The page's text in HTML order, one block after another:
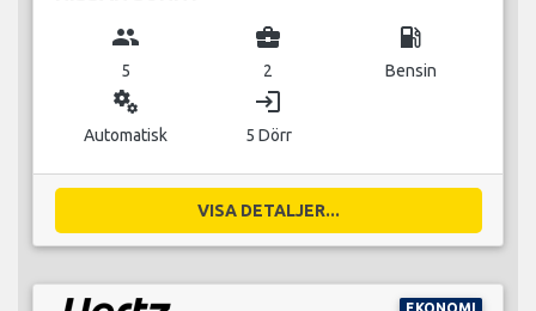
group
5
business_center
2
local_gas_station
Bensin
miscellaneous_services
Automatisk
login
5 Dörr
VISA DETALJER...
EKONOMI